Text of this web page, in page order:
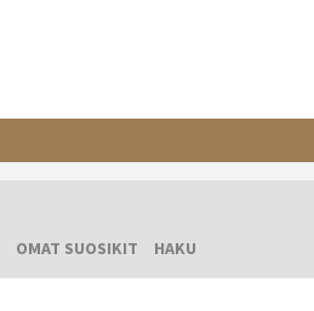
OMAT SUOSIKIT HAKU